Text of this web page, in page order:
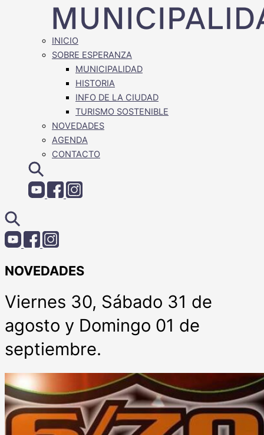
INICIO
SOBRE ESPERANZA
MUNICIPALIDAD
HISTORIA
INFO DE LA CIUDAD
TURISMO SOSTENIBLE
NOVEDADES
AGENDA
CONTACTO
NOVEDADES
Viernes 30, Sábado 31 de
agosto y Domingo 01 de
septiembre.